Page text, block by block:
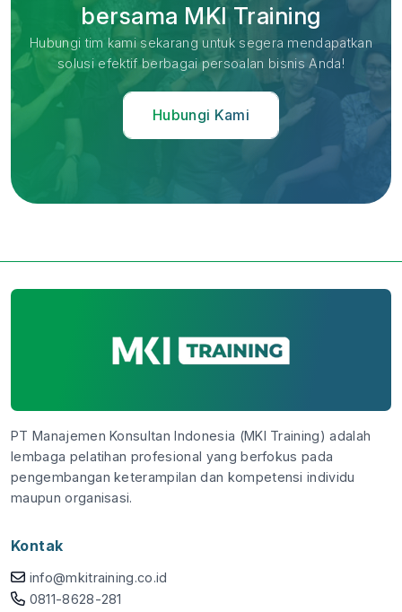
bersama MKI Training
Hubungi tim kami sekarang untuk segera mendapatkan
solusi efektif berbagai persoalan bisnis Anda!
Hubungi Kami
PT Manajemen Konsultan Indonesia (MKI Training) adalah
lembaga pelatihan profesional yang berfokus pada
pengembangan keterampilan dan kompetensi individu
maupun organisasi.
Kontak
info@mkitraining.co.id
0811-8628-281